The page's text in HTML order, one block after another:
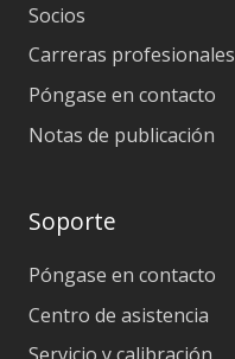
Socios
Carreras profesionales
Póngase en contacto
Notas de publicación
Soporte
Póngase en contacto
Centro de asistencia